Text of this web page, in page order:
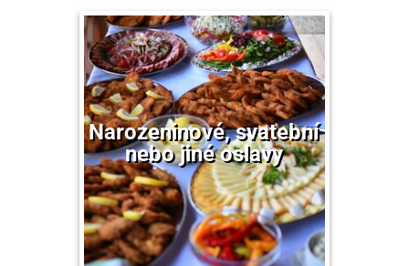
Narozeninové, svatební
nebo jiné oslavy